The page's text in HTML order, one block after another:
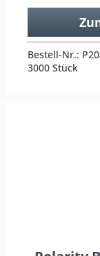
Bestell-Nr.:
3000 Stück